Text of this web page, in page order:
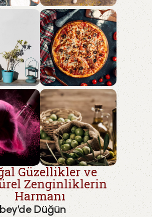
Güzellikler ve
Zenginliklerin
Harmanı
Düğün